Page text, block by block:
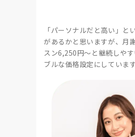
「パーソナルだと高い」と
があるかと思いますが、月
スン6,250円〜と継続しや
ブルな価格設定にしています